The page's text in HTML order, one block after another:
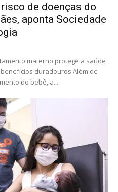
de doenças do
aponta Sociedade
materno protege a saúde
duradouros Além de
do bebê, a...